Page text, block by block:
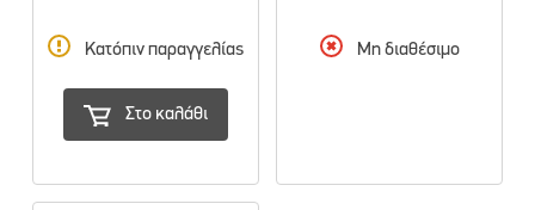
Κατόπιν παραγγελίας
Στο καλάθι
Μη διαθέσιμο